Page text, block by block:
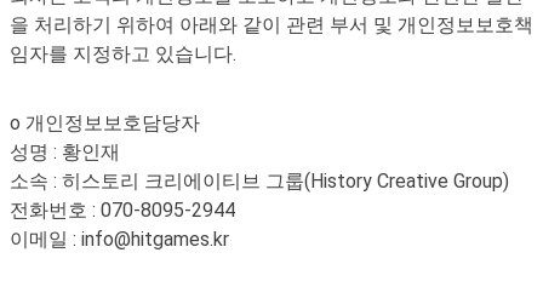
을 처리하기 위하여 아래와 같이 관련 부서 및 개인정보보호책
임자를 지정하고 있습니다.
o 개인정보보호담당자
성명 : 황인재
소속 : 히스토리 크리에이티브 그룹(History Creative Group)
전화번호 : 070-8095-2944
이메일 : info@hitgames.kr